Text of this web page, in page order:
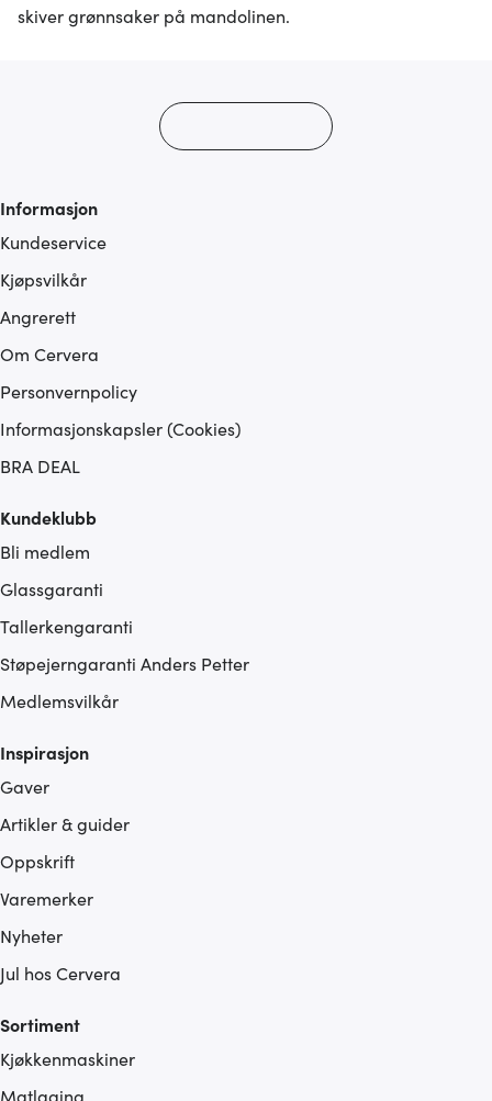
skiver grønnsaker på mandolinen.
Informasjon
Kundeservice
Kjøpsvilkår
Angrerett
Om Cervera
Personvernpolicy
Informasjonskapsler (Cookies)
BRA DEAL
Kundeklubb
Bli medlem
Glassgaranti
Tallerkengaranti
Støpejerngaranti Anders Petter
Medlemsvilkår
Inspirasjon
Gaver
Artikler & guider
Oppskrift
Varemerker
Nyheter
Jul hos Cervera
Sortiment
Kjøkkenmaskiner
Matlaging